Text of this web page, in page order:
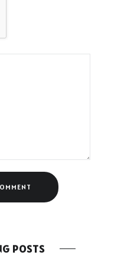
POSTS